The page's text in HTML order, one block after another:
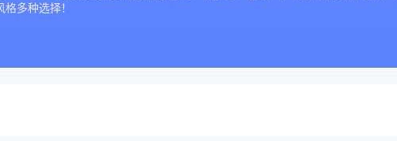
多种选择！